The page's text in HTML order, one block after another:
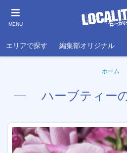
MENU
エリアで探す 編集部オリジナル
ホーム
ハーブティー